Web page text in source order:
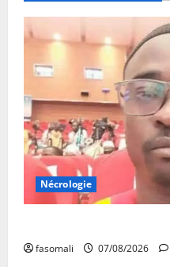
Nécrologie
fasomali 07/08/2026